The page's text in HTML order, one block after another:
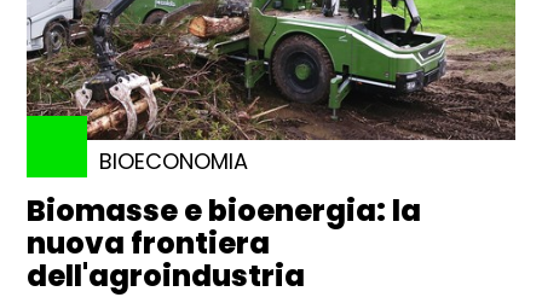
BIOECONOMIA
Biomasse e bioenergia: la
nuova frontiera
dell'agroindustria